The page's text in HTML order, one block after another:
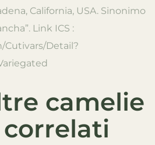
California, USA. Sinonimo
Link ICS :
Cutivars/Detail?
camelie